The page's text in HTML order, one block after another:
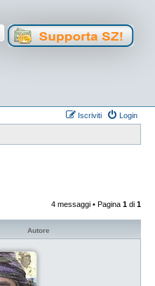
Ricerca avanzata
Login
Iscriviti
4 messaggi • Pagina 1 di 1
Autore